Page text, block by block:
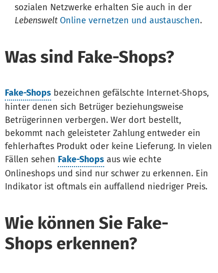
sozialen Netzwerke erhalten Sie auch in der
Lebenswelt Online vernetzen und austauschen.
Was sind Fake-Shops?
Fake-Shops bezeichnen gefälschte Internet-Shops,
hinter denen sich Betrüger beziehungsweise
Betrügerinnen verbergen. Wer dort bestellt,
bekommt nach geleisteter Zahlung entweder ein
fehlerhaftes Produkt oder keine Lieferung. In vielen
Fällen sehen Fake-Shops aus wie echte
Onlineshops und sind nur schwer zu erkennen. Ein
Indikator ist oftmals ein auffallend niedriger Preis.
Wie können Sie Fake-
Shops erkennen?